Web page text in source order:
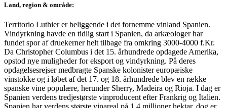
Land, region & område:
Territorio Luthier er beliggende i det fornemme vinland Spanien.
Vindyrkning havde en tidlig start i Spanien, da arkæologer har
fundet spor af druekerner helt tilbage fra omkring 3000-4000 f.Kr.
Da Christopher Columbus i det 15. århundrede opdagede Amerika,
opstod nye muligheder for eksport og vindyrkning. På deres
opdagelsesrejser medbragte Spanske kolonister europæiske
vinstokke og i løbet af det 17. og 18. århundrede blev en række
spanske vine populære, herunder Sherry, Madeira og Rioja. I dag er
Spanien verdens tredjestørste vinproducent efter Frankrig og Italien.
Spanien har verdens største vinareal på 1,4 millioner hektar, dog er